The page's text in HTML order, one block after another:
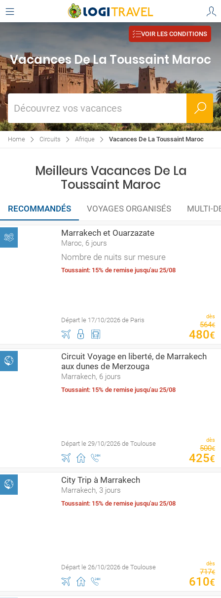
VOIR LES CONDITIONS
Vacances De La Toussaint Maroc
Découvrez vos vacances
Home Circuits Afrique Vacances De La Toussaint Maroc
Meilleurs Vacances De La
Toussaint Maroc
RECOMMANDÉS VOYAGES ORGANISÉS MULTI-
Marrakech et Ouarzazate
Maroc, 6 jours
Nombre de nuits sur mesure
Toussaint: 15% de remise jusqu'au 25/08
Départ le 17/10/2026 de Paris dès
564€
480€
Circuit Voyage en liberté, de Marrakech
aux dunes de Merzouga
Marrakech, 6 jours
Toussaint: 15% de remise jusqu'au 25/08
Départ le 29/10/2026 de Toulouse dès
500€
425€
City Trip à Marrakech
Marrakech, 3 jours
Toussaint: 15% de remise jusqu'au 25/08
Départ le 26/10/2026 de Toulouse dès
717€
610€